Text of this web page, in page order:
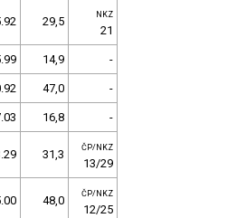
29,5 NKZ
21
14,9 -
47,0 -
16,8 -
31,3 ČP/NKZ
13/29
48,0 ČP/NKZ
12/25